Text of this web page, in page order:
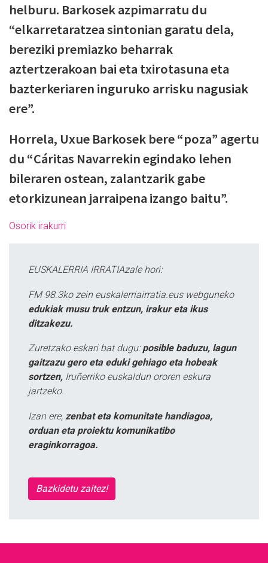
helburu. Barkosek azpimarratu du
“elkarretaratzea sintonian garatu dela,
bereziki premiazko beharrak
aztertzerakoan bai eta txirotasuna eta
bazterkeriaren inguruko arrisku nagusiak
ere”.
Horrela, Uxue Barkosek bere “poza” agertu
du “Cáritas Navarrekin egindako lehen
bileraren ostean, zalantzarik gabe
etorkizunean jarraipena izango baitu”.
Osorik irakurri
EUSKALERRIA IRRATIAzale hori:
FM 98.3ko zein euskalerriairratia.eus webguneko
edukiak musu truk entzun, irakur eta ikus
ditzakezu.
Zuretzako eskari bat dugu: posible baduzu, lagun
gaitzazu gero eta eduki gehiago eta hobeak
sortzen, Iruñerriko euskaldun ororen eskura
jartzeko.
Izan ere, zenbat eta komunitate handiagoa,
orduan eta proiektu komunikatibo
eraginkorragoa.
Bazkidetu zaitez!